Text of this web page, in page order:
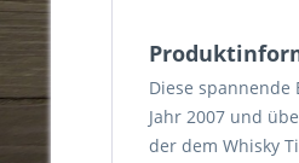
Diese
Jahr 2007 und
der dem Whisky